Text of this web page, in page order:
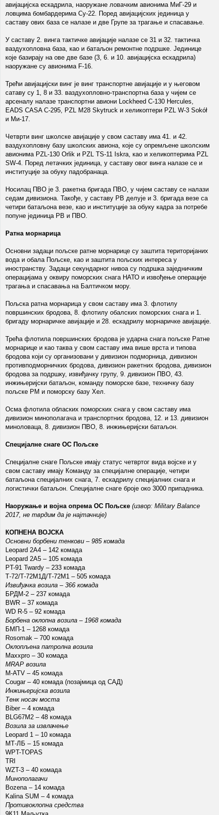
авијацијска ескадрила, наоружане ловачким авионима МиГ-29 и
ловцима бомбардерима Су-22. Поред авијацијских јединица у
саставу ових база се налазе и две Групе за трагање и спасавање.
У саставу 2. винга тактичке авијације налазе се 31 и 32. тактичка
ваздухопловна база, као и батаљон ремонтне подршке. Јединице
које базирају на ове две базе (3, 6. и 10. авијацијска ескадрила)
наоружане су авионима F-16.
Трећи авијацијски винг је винг транспортне авијације и у његовом
сатаву су 1, 8 и 33. ваздухопловно-транспортна база у чијем се
арсеналу налазе транспортни авиони Lockheed C-130 Hercules,
EADS CASA C-295, PZL M28 Skytruck и хеликоптери PZL W-3 Sokół
и Ми-17.
Четврти винг школске авијације у свом саставу има 41. и 42.
ваздухопловну базу школских авиона, које су опремљене школским
авионима PZL-130 Orlik и PZL TS-11 Iskra, као и хеликоптерима PZL
SW-4. Поред летачких јединица, у саставу овог винга налазе се и
институције за обуку падобранаца.
Носилац ПВО је 3. ракетна бригада ПВО, у чијем саставу се налази
седам дивизиона. Такође, у саставу РВ делује и 3. бригада везе са
четири батаљона везе, као и институције за обуку кадра за потребе
попуне јединица РВ и ПВО.
Ратна морнарица
Основни задаци пољске ратне морнарице су заштита територијаних
вода и обала Пољске, као и заштита пољских интереса у
иностранству. Задаци секундарног нивоа су подршка заједничким
операцијама у оквиру поморских снага НАТО и извођење операције
трагања и спасавања на Балтичком мору.
Пољска ратна морнарица у свом саставу има 3. флотилу
површинских бродова, 8. флотилу обалских поморских снага и 1.
бригаду морнаричке авијације и 28. ескадрилу морнаричке авијације.
Трећа флотила површинских бродова је ударна снага пољске Ратне
морнарице и као таква у свом саставу има више врста и типова
бродова који су организовани у дивизион подморница, дивизион
противподморничких бродова, дивизион ракетних бродова, дивизион
бродова за подршку, извиђачку групу, 9. дивизион ПВО, 43.
инжињеријски батаљон, команду поморске базе, техничку базу
пољске РМ и поморску базу Хел.
Осма флотила обласких поморских снага у свом саставу има
дивизион минополагача и транспортних бродова, 12. и 13. дивизион
миноловаца, 8. дивизион ПВО, 8. инжињеријски батаљон.
Специјалне снаге ОС Пољске
Специјалне снаге Пољске имају статус четвртог вида војске и у
свом саставу имају Команду за специјалне операције, четири
батаљона специјалних снага, 7. ескадрилу специјалних снага и
логистички батаљон. Специјалне снаге броје око 3000 припадника.
Наоружање и војна опрема ОС Пољске (извор: Military Balance
2017, не тврдим да је најтачније)
КОПНЕНА ВОЈСКА
Основни борбени тенкови – 985 комада
Leopard 2А4 – 142 комада
Leopard 2А5 – 105 комада
PT-91 Twardy – 233 комада
Т-72/Т-72М1Д/Т-72М1 – 505 комада
Извиђачка возила – 366 комада
БРДМ-2 – 237 комада
BWR – 37 комада
WD R-5 – 92 комада
Борбена оклопна возила – 1968 комада
БМП-1 – 1268 комада
Rosomak – 700 комада
Оклопљена патролна возила
Maxxpro – 30 комада
MRAP возила
M-ATV – 45 комада
Cougar – 40 комада (позајмица од САД)
Инжињеријска возила
Тенк носач моста
Biber – 4 комада
BLG67M2 – 48 комада
Возила за извлачење
Leopard 1 – 10 комада
МТ-ЛБ – 15 комада
WPT-TOPAS
TRI
WZT-3 – 40 комада
Минополагачи
Bozena – 14 комада
Kalina SUM – 4 комада
Противоклопна средства